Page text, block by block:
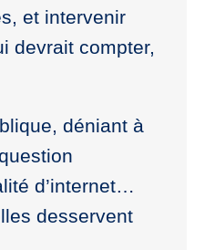
et intervenir
devrait compter,
déniant à
d’internet…
desservent